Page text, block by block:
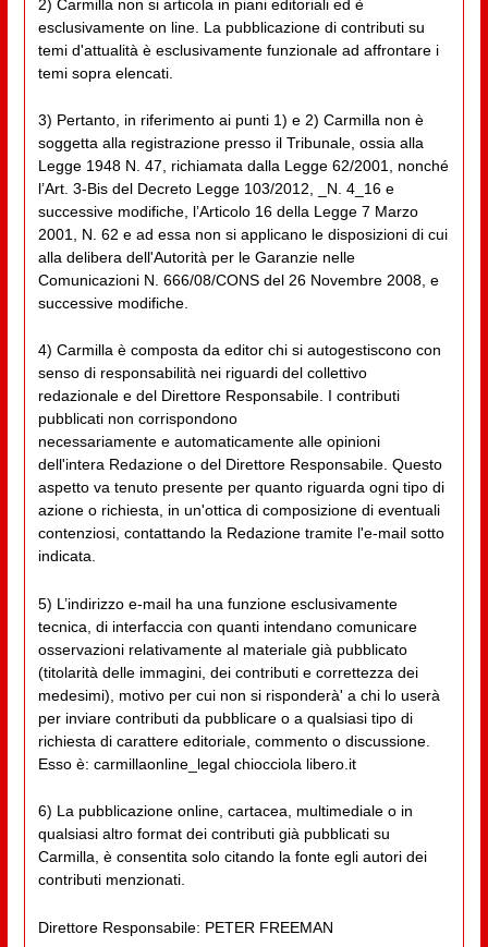
2) Carmilla non si articola in piani editoriali ed è
esclusivamente on line. La pubblicazione di contributi su
temi d'attualità è esclusivamente funzionale ad affrontare i
temi sopra elencati.
3) Pertanto, in riferimento ai punti 1) e 2) Carmilla non è
soggetta alla registrazione presso il Tribunale, ossia alla
Legge 1948 N. 47, richiamata dalla Legge 62/2001, nonché
l’Art. 3-Bis del Decreto Legge 103/2012, _N. 4_16 e
successive modifiche, l’Articolo 16 della Legge 7 Marzo
2001, N. 62 e ad essa non si applicano le disposizioni di cui
alla delibera dell'Autorità per le Garanzie nelle
Comunicazioni N. 666/08/CONS del 26 Novembre 2008, e
successive modifiche.
4) Carmilla è composta da editor chi si autogestiscono con
senso di responsabilità nei riguardi del collettivo
redazionale e del Direttore Responsabile. I contributi
pubblicati non corrispondono
necessariamente e automaticamente alle opinioni
dell'intera Redazione o del Direttore Responsabile. Questo
aspetto va tenuto presente per quanto riguarda ogni tipo di
azione o richiesta, in un'ottica di composizione di eventuali
contenziosi, contattando la Redazione tramite l'e-mail sotto
indicata.
5) L’indirizzo e-mail ha una funzione esclusivamente
tecnica, di interfaccia con quanti intendano comunicare
osservazioni relativamente al materiale già pubblicato
(titolarità delle immagini, dei contributi e correttezza dei
medesimi), motivo per cui non si risponderà' a chi lo userà
per inviare contributi da pubblicare o a qualsiasi tipo di
richiesta di carattere editoriale, commento o discussione.
Esso è: carmillaonline_legal chiocciola libero.it
6) La pubblicazione online, cartacea, multimediale o in
qualsiasi altro format dei contributi già pubblicati su
Carmilla, è consentita solo citando la fonte egli autori dei
contributi menzionati.
Direttore Responsabile: PETER FREEMAN